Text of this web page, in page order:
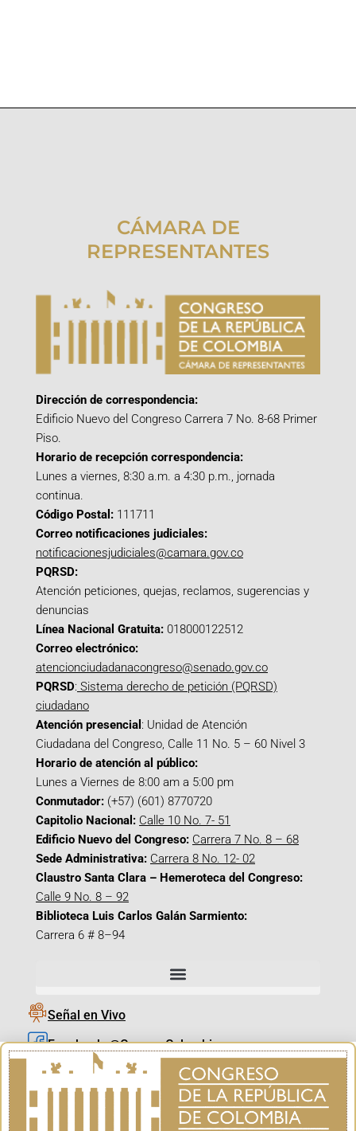
CÁMARA DE
REPRESENTANTES
Dirección de correspondencia:
Edificio Nuevo del Congreso Carrera 7 No. 8-68 Primer
Piso.
Horario de recepción correspondencia:
Lunes a viernes, 8:30 a.m. a 4:30 p.m., jornada
continua.
Código Postal: 111711
Correo notificaciones judiciales:
notificacionesjudiciales@camara.gov.co
PQRSD:
Atención peticiones, quejas, reclamos, sugerencias y
denuncias
Línea Nacional Gratuita: 018000122512
Correo electrónico:
atencionciudadanacongreso@senado.gov.co
PQRSD: Sistema derecho de petición (PQRSD)
ciudadano
Atención presencial : Unidad de Atención
Ciudadana del Congreso, Calle 11 No. 5 – 60 Nivel 3
Horario de atención al público:
Lunes a Viernes de 8:00 am a 5:00 pm
Conmutador: (+57) (601) 8770720
Capitolio Nacional: Calle 10 No. 7- 51
Edificio Nuevo del Congreso: Carrera 7 No. 8 – 68
Sede Administrativa: Carrera 8 No. 12- 02
Claustro Santa Clara – Hemeroteca del Congreso:
Calle 9 No. 8 – 92
Biblioteca Luis Carlos Galán Sarmiento:
Carrera 6 # 8–94
Señal en Vivo
Facebook_@CamaraColombia
Instagram_@CamaraColombia
X_@CamaraColombia